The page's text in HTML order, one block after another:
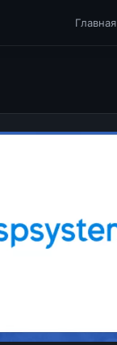
Главная